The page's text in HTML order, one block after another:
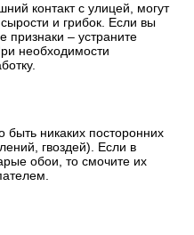
контакт с улицей, могут
и грибок. Если вы
– устраните
необходимости
быть никаких посторонних
гвоздей). Если в
обои, то смочите их